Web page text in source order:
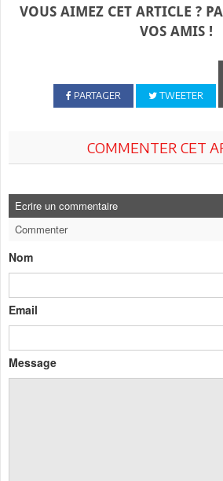
VOUS AIMEZ CET ARTICLE ?
VOS AMIS !
PARTAGER TWEETER
COMMENTER CET
Ecrire un commentaire
Commenter
Nom
Email
Message